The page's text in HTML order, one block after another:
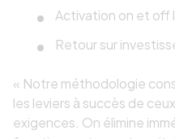
Activation on et off
Retour sur
« Notre méthodologie
les leviers à succès de
exigences. On élimine